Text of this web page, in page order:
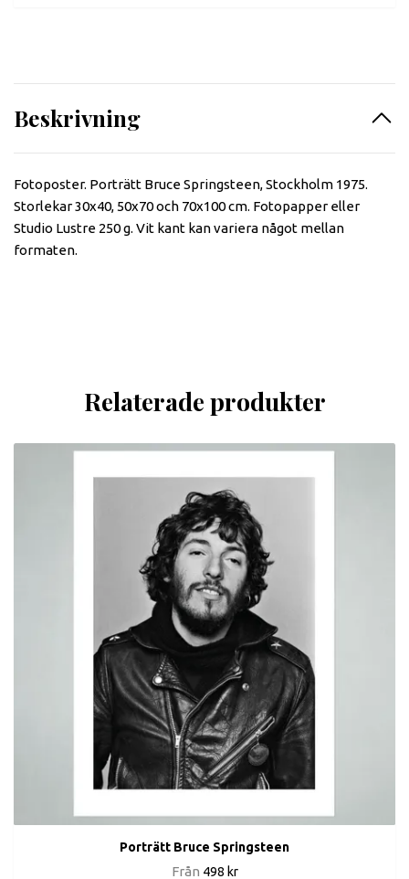
Beskrivning
Fotoposter. Porträtt Bruce Springsteen, Stockholm 1975.
Storlekar 30x40, 50x70 och 70x100 cm. Fotopapper eller
Studio Lustre 250 g. Vit kant kan variera något mellan
formaten.
Relaterade produkter
Porträtt Bruce Springsteen
Från 498 kr